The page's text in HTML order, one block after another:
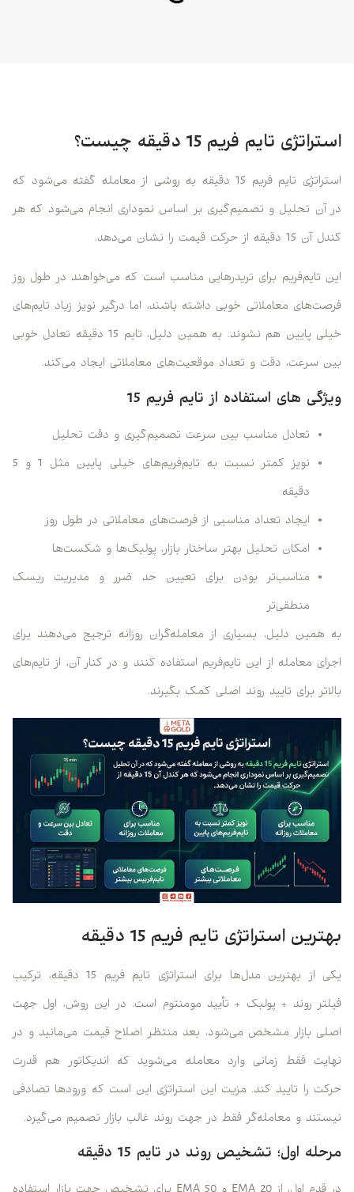
استراتژی تایم فریم 15 دقیقه چیست؟
استراتژی تایم فریم 15 دقیقه به روشی از معامله گفته می‌شود که
در آن تحلیل و تصمیم‌گیری بر اساس نموداری انجام می‌شود که هر
کندل آن 15 دقیقه از حرکت قیمت را نشان می‌دهد.
این تایم‌فریم برای تریدرهایی مناسب است که می‌خواهند در طول روز
فرصت‌های معاملاتی خوبی داشته باشند، اما درگیر نویز زیاد تایم‌های
خیلی پایین هم نشوند. به همین دلیل، تایم 15 دقیقه تعادل خوبی
بین سرعت، دقت و تعداد موقعیت‌های معاملاتی ایجاد می‌کند.
ویژگی های استفاده از تایم فریم 15
تعادل مناسب بین سرعت تصمیم‌گیری و دقت تحلیل
نویز کمتر نسبت به تایم‌فریم‌های خیلی پایین مثل 1 و 5
دقیقه
ایجاد تعداد مناسبی از فرصت‌های معاملاتی در طول روز
امکان تحلیل بهتر ساختار بازار، پولبک‌ها و شکست‌ها
مناسب‌تر بودن برای تعیین حد ضرر و مدیریت ریسک
منطقی‌تر
به همین دلیل، بسیاری از معامله‌گران روزانه ترجیح می‌دهند برای
اجرای معامله از این تایم‌فریم استفاده کنند و در کنار آن، از تایم‌های
بالاتر برای تایید روند اصلی کمک بگیرند.
بهترین استراتژی تایم فریم 15 دقیقه
یکی از بهترین مدل‌ها برای استراتژی تایم فریم 15 دقیقه، ترکیب
فیلتر روند + پولبک + تأیید مومنتوم است. در این روش، اول جهت
اصلی بازار مشخص می‌شود، بعد منتظر اصلاح قیمت می‌مانید و در
نهایت فقط زمانی وارد معامله می‌شوید که اندیکاتور هم قدرت
حرکت را تایید کند. مزیت این استراتژی این است که ورودها تصادفی
نیستند و معامله‌گر فقط در جهت روند غالب بازار تصمیم می‌گیرد.
مرحله اول؛ تشخیص روند در تایم 15 دقیقه